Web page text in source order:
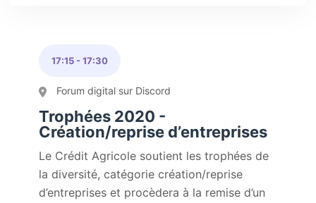
17:15 -17:30
Forum digital sur Discord
Trophées 2020 -
Création/reprise d’entreprises
Le Crédit Agricole soutient les trophées de
la diversité, catégorie création/reprise
d’entreprises et procèdera à la remise d’un